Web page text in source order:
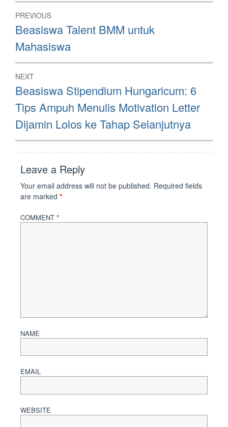
Post
navigation
PREVIOUS
Previous
post:
Beasiswa Talent BMM untuk
Mahasiswa
NEXT
Next
post:
Beasiswa Stipendium Hungaricum: 6
Tips Ampuh Menulis Motivation Letter
Dijamin Lolos ke Tahap Selanjutnya
Leave a Reply
Your email address will not be published. Required fields
are marked *
COMMENT *
NAME
EMAIL
WEBSITE